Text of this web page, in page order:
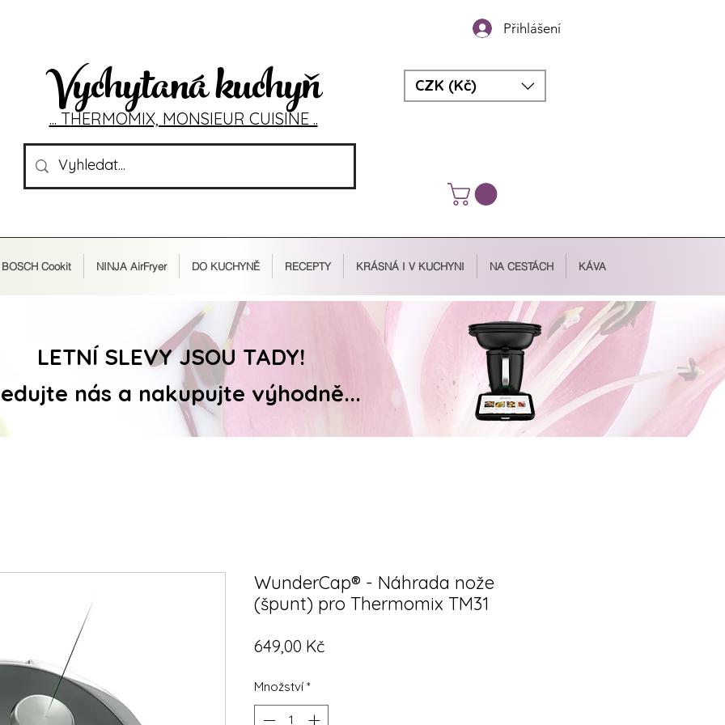
Přihlášení
Vychytaná kuchyň
... THERMOMIX, MONSIEUR CUISINE ..
CZK (Kč)
BOSCH Cookit NINJA AirFryer DO KUCHYNĚ RECEPTY KRÁSNÁ I V KUCHYNI NA CESTÁCH KÁVA
LETNÍ SLEVY JSOU TADY!
nás a nakupujte výhodně...
WunderCap® - Náhrada nože
(špunt) pro Thermomix TM31
649,00 KčCena
Množství *